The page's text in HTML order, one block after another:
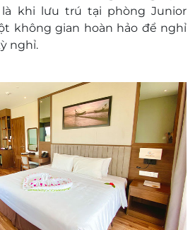
bao gồm phí phục vụ và thuế
& người lớn:
02 bé dưới 6 tuổi, ngủ chung
11 tuổi: Phụ phí 150.000
bao gồm ăn sáng và ngủ
bố mẹ. Tối đa 02 bé/ phòng
trở lên được tính như người
đặt giường phụ
khi lưu trú tại phòng Junior
không gian hoàn hảo để nghỉ
nghỉ.